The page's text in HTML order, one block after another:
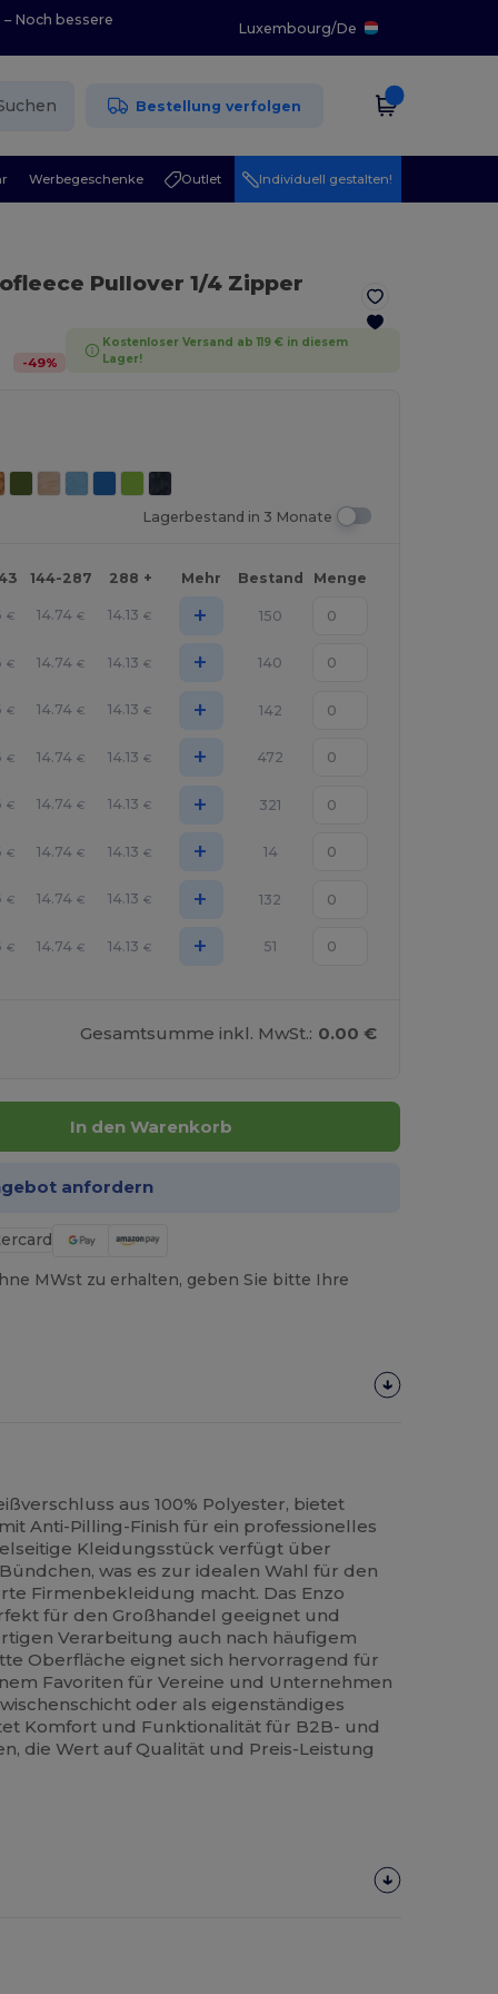
Noch bessere
Luxembourg/De
Bestellung verfolgen
Werbegeschenke Outlet Individuell gestalten!
Pullover 1/4 Zipper
-49%
Kostenloser Versand ab 119 € in diesem
Lager!
Lagerbestand in 3 Monate
144-287 288 + Mehr Bestand Menge
€ 14.74 € 14.13 € + 150
€ 14.74 € 14.13 € + 140
€ 14.74 € 14.13 € + 142
€ 14.74 € 14.13 € + 472
€ 14.74 € 14.13 € + 321
€ 14.74 € 14.13 € + 14
€ 14.74 € 14.13 € + 132
€ 14.74 € 14.13 € + 51
Gesamtsumme inkl. MwSt.: 0.00 €
In den Warenkorb
anfordern
MWst zu erhalten, geben Sie bitte Ihre
aus 100% Polyester, bietet
Anti-Pilling-Finish für ein professionelles
Kleidungsstück verfügt über
was es zur idealen Wahl für den
Firmenbekleidung macht. Das Enzo
für den Großhandel geeignet und
Verarbeitung auch nach häufigem
Oberfläche eignet sich hervorragend für
Favoriten für Vereine und Unternehmen
oder als eigenständiges
Komfort und Funktionalität für B2B- und
die Wert auf Qualität und Preis-Leistung